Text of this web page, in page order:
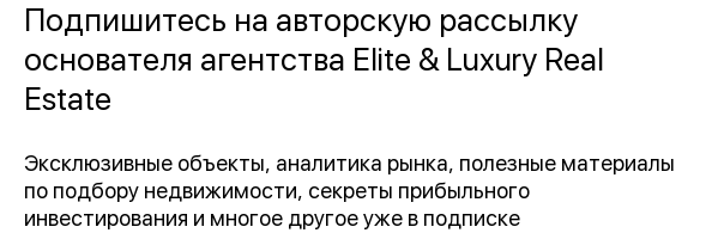
Подпишитесь на авторскую рассылку
основателя агентства Elite & Luxury Real
Estate
Эксклюзивные объекты, аналитика рынка, полезные материалы
по подбору недвижимости, секреты прибыльного
инвестирования и многое другое уже в подписке